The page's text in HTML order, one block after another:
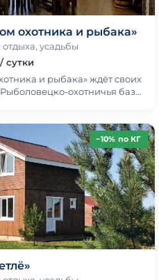
охотника и рыбака»
отдыха, усадьбы
сутки
и рыбака» ждёт своих
охотничья база
−10% по КГ